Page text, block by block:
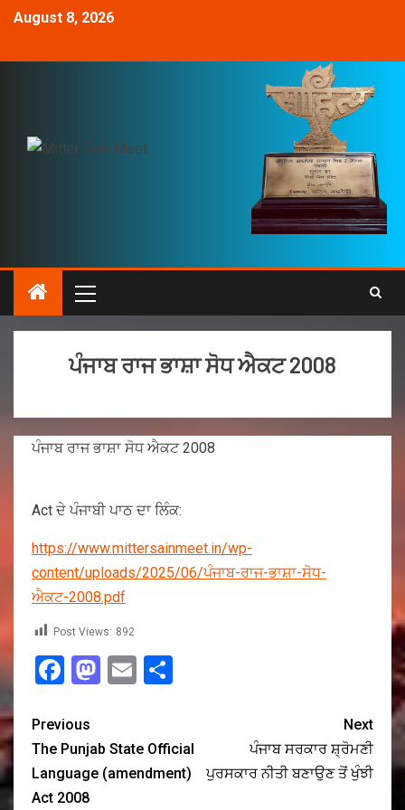
August 8, 2026
ਪੰਜਾਬ ਰਾਜ ਭਾਸ਼ਾ ਸੋਧ ਐਕਟ 2008
ਪੰਜਾਬ ਰਾਜ ਭਾਸ਼ਾ ਸੋਧ ਐਕਟ 2008
Act ਦੇ ਪੰਜਾਬੀ ਪਾਠ ਦਾ ਲਿੰਕ:
https://www.mittersainmeet.in/wp-
content/uploads/2025/06/ਪੰਜਾਬ-ਰਾਜ-ਭਾਸ਼ਾ-ਸੋਧ-
ਐਕਟ-2008.pdf
Post Views: 892
Facebook
Mastodon
Email
Previous
The Punjab State Official
Language (amendment)
Act 2008
Next
ਪੰਜਾਬ ਸਰਕਾਰ ਸ਼੍ਰੋਮਣੀ
ਪੁਰਸਕਾਰ ਨੀਤੀ ਬਣਾਉਣ ਤੋਂ ਖੁੰਝੀ